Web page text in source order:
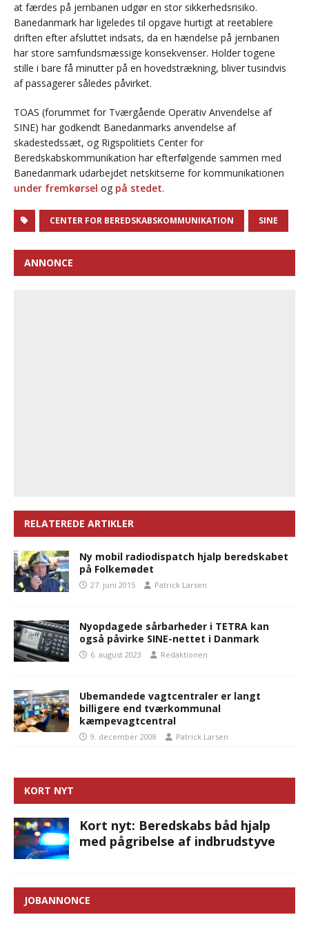
at færdes på jernbanen udgør en stor sikkerhedsrisiko.
Banedanmark har ligeledes til opgave hurtigt at reetablere
driften efter afsluttet indsats, da en hændelse på jernbanen
har store samfundsmæssige konsekvenser. Holder togene
stille i bare få minutter på en hovedstrækning, bliver tusindvis
af passagerer således påvirket.
TOAS (forummet for Tværgående Operativ Anvendelse af
SINE) har godkendt Banedanmarks anvendelse af
skadestedssæt, og Rigspolitiets Center for
Beredskabskommunikation har efterfølgende sammen med
Banedanmark udarbejdet netskitserne for kommunikationen
under fremkørsel og på stedet.
CENTER FOR BEREDSKABSKOMMUNIKATION SINE
ANNONCE
RELATEREDE ARTIKLER
Ny mobil radiodispatch hjalp beredskabet
på Folkemødet
27. juni 2015 Patrick Larsen
Nyopdagede sårbarheder i TETRA kan
også påvirke SINE-nettet i Danmark
6. august 2023 Redaktionen
Ubemandede vagtcentraler er langt
billigere end tværkommunal
kæmpevagtcentral
9. december 2008 Patrick Larsen
KORT NYT
Kort nyt: Beredskabs båd hjalp
med pågribelse af indbrudstyve
JOBANNONCE